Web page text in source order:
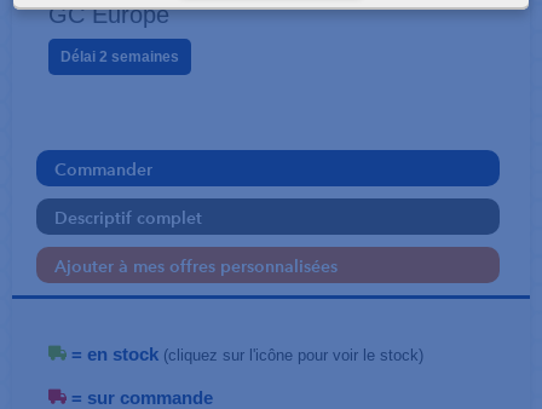
GC Europe
Délai 2 semaines
Commander
Descriptif complet
Ajouter à mes offres personnalisées
= en stock (cliquez sur l'icône pour voir le stock)
= sur commande